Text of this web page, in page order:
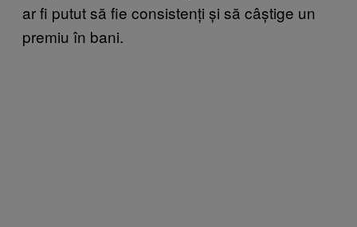
ar fi putut să fie consistenți și să câștige un
premiu în bani.